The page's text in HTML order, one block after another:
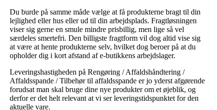
Du burde på samme måde vælge at få produkterne bragt til din
lejlighed eller hus eller ud til din arbejdsplads. Fragtløsningen
viser sig gerne en smule mindre prisbillig, men lige så vel
særdeles smertefri. Den billigste fragtform vil dog altid vise sig
at være at hente produkterne selv, hvilket dog beroer på at du
opholder dig i kort afstand af e-butikkens arbejdslager.
Leveringshastigheden på Rengøring / Affaldshåndtering /
Affaldsspande / Tilbehør til affaldsspande er jo yderst afgørende
forudsat man skal bruge dine nye produkter om et øjeblik, og
derfor er det helt relevant at vi ser leveringstidspunktet for den
aktuelle vare.